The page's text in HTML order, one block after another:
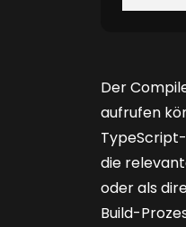
Der
aufrufen
die
oder als
Build-